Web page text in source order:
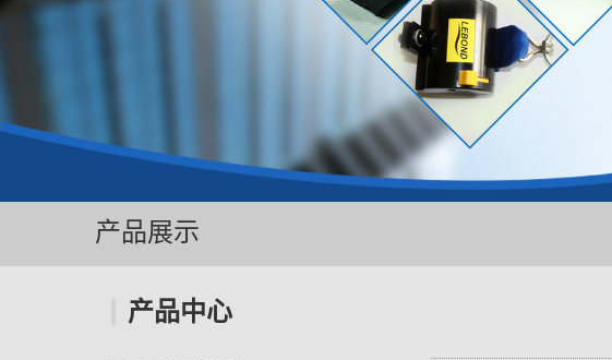
产品展示
产品中心